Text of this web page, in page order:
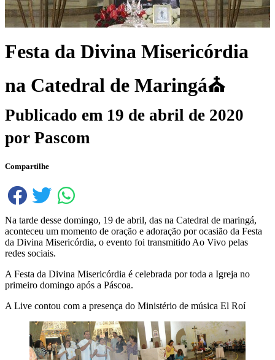
Festa da Divina Misericórdia
na Catedral de Maringá⛪️
Publicado em 19 de abril de 2020
por Pascom
Compartilhe
Na tarde desse domingo, 19 de abril, das na Catedral de maringá,
aconteceu um momento de oração e adoração por ocasião da Festa
da Divina Misericórdia, o evento foi transmitido Ao Vivo pelas
redes sociais.
A Festa da Divina Misericórdia é celebrada por toda a Igreja no
primeiro domingo após a Páscoa.
A Live contou com a presença do Ministério de música El Roí